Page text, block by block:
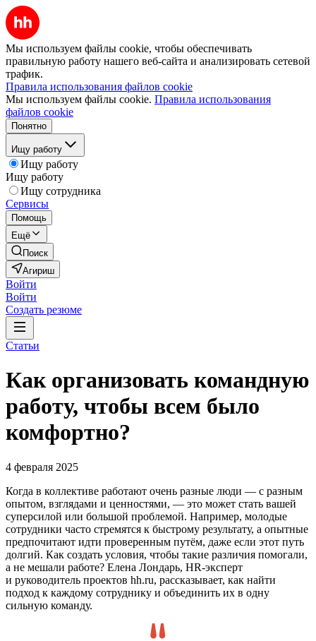
Мы используем файлы cookie, чтобы обеспечивать
правильную работу нашего веб-сайта и анализировать сетевой
трафик.
Правила использования файлов cookie
Мы используем файлы cookie. Правила использования
файлов cookie
Понятно
Ищу работу
Ищу работу
Ищу работу
Ищу сотрудника
Сервисы
Помощь
Ещё
Поиск
Агириш
Войти
Войти
Создать резюме
Статьи
Как организовать командную
работу, чтобы всем было
комфортно?
4 февраля 2025
Когда в коллективе работают очень разные люди — с разным
опытом, взглядами и ценностями, — это может стать вашей
суперсилой или большой проблемой. Например, молодые
сотрудники часто стремятся к быстрому результату, а опытные
предпочитают идти проверенным путём, даже если этот путь
долгий. Как создать условия, чтобы такие различия помогали,
а не мешали работе? Елена Лондарь, HR-эксперт
и руководитель проектов hh.ru, рассказывает, как найти
подход к каждому сотруднику и объединить их в одну
сильную команду.